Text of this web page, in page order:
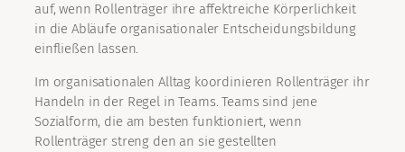
auf, wenn Rollenträger ihre affektreiche Körperlichkeit
in die Abläufe organisationaler Entscheidungsbildung
einfließen lassen.
Im organisationalen Alltag koordinieren Rollenträger ihr
Handeln in der Regel in Teams. Teams sind jene
Sozialform, die am besten funktioniert, wenn
Rollenträger streng den an sie gestellten